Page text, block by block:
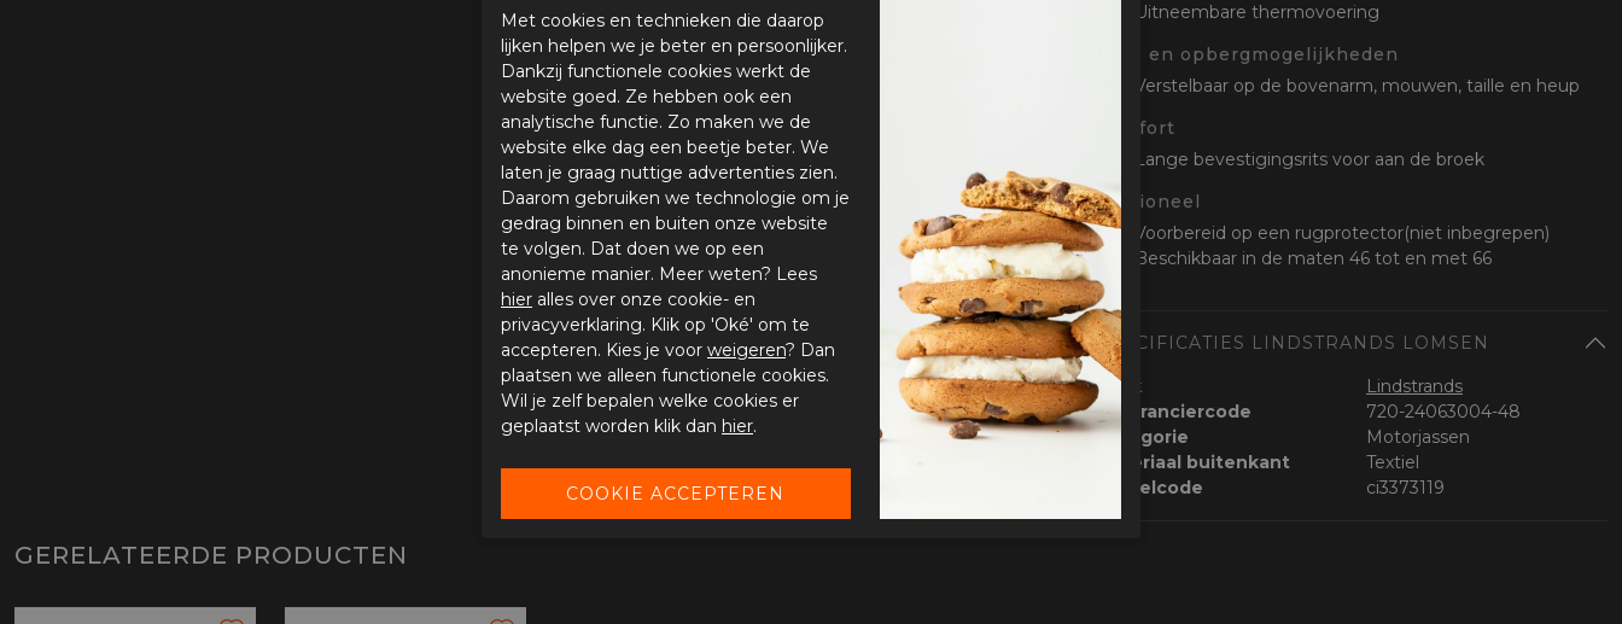
Uitneembare thermovoering
Stel- en opbergmogelijkheden
Verstelbaar op de bovenarm, mouwen, taille en heup
Comfort
Lange bevestigingsrits voor aan de broek
Optioneel
Voorbereid op een rugprotector(niet inbegrepen)
Beschikbaar in de maten 46 tot en met 66
SPECIFICATIES LINDSTRANDS LOMSEN
Merk
Lindstrands
Leveranciercode
720-24063004-48
Categorie
Motorjassen
Materiaal buitenkant
Textiel
Bestelcode
ci3373119
GERELATEERDE PRODUCTEN
Met cookies en technieken die daarop
lijken helpen we je beter en persoonlijker.
Dankzij functionele cookies werkt de
website goed. Ze hebben ook een
analytische functie. Zo maken we de
website elke dag een beetje beter. We
laten je graag nuttige advertenties zien.
Daarom gebruiken we technologie om je
gedrag binnen en buiten onze website
te volgen. Dat doen we op een
anonieme manier. Meer weten? Lees
hier alles over onze cookie- en
privacyverklaring. Klik op 'Oké' om te
accepteren. Kies je voor weigeren? Dan
plaatsen we alleen functionele cookies.
Wil je zelf bepalen welke cookies er
geplaatst worden klik dan hier.